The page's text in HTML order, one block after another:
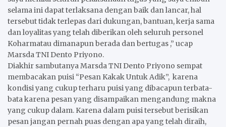
selama ini dapat terlaksana dengan baik dan lancar, hal
tersebut tidak terlepas dari dukungan, bantuan, kerja sama
dan loyalitas yang telah diberikan oleh seluruh personel
Koharmatau dimanapun berada dan bertugas ,” ucap
Marsda TNI Dento Priyono.
Diakhir sambutanya Marsda TNI Dento Priyono sempat
membacakan puisi “Pesan Kakak Untuk Adik”, karena
kondisi yang cukup terharu puisi yang dibacapun terbata-
bata karena pesan yang disampaikan mengandung makna
yang cukup dalam. Karena dalam puisi tersebut berisikan
pesan jangan pernah puas dengan apa yang telah diraih,